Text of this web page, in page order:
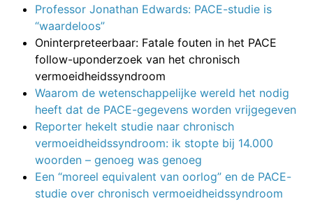
Professor Jonathan Edwards: PACE-studie is
“waardeloos”
Oninterpreteerbaar: Fatale fouten in het PACE
follow-uponderzoek van het chronisch
vermoeidheidssyndroom
Waarom de wetenschappelijke wereld het nodig
heeft dat de PACE-gegevens worden vrijgegeven
Reporter hekelt studie naar chronisch
vermoeidheidssyndroom: ik stopte bij 14.000
woorden – genoeg was genoeg
Een “moreel equivalent van oorlog” en de PACE-
studie over chronisch vermoeidheidssyndroom